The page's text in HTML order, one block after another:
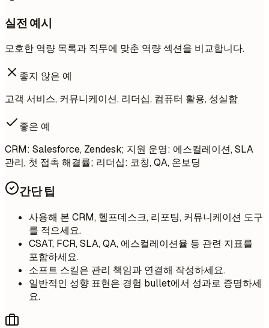
실전 예시
모호한 역량 목록과 직무에 맞춘 역량 섹션을 비교합니다.
좋지 않은 예
고객 서비스, 커뮤니케이션, 리더십, 컴퓨터 활용, 성실함
좋은 예
CRM: Salesforce, Zendesk; 지원 운영: 에스컬레이션, SLA
관리, 첫 접촉 해결률; 리더십: 코칭, QA, 온보딩
간단 팁
사용해 본 CRM, 헬프데스크, 리포팅, 커뮤니케이션 도구
를 적으세요.
CSAT, FCR, SLA, QA, 에스컬레이션율 등 관련 지표를
포함하세요.
소프트 스킬은 관리 책임과 연결해 작성하세요.
일반적인 성향 표현은 경험 bullet에서 성과로 증명하세
요.